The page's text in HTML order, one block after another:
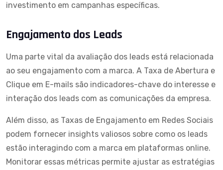
investimento em campanhas específicas.
Engajamento dos Leads
Uma parte vital da avaliação dos leads está relacionada
ao seu engajamento com a marca. A Taxa de Abertura e
Clique em E-mails são indicadores-chave do interesse e
interação dos leads com as comunicações da empresa.
Além disso, as Taxas de Engajamento em Redes Sociais
podem fornecer insights valiosos sobre como os leads
estão interagindo com a marca em plataformas online.
Monitorar essas métricas permite ajustar as estratégias